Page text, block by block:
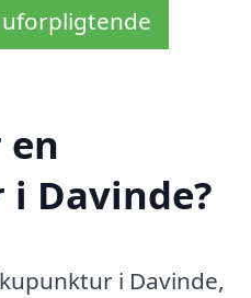
Davinde?
i Davinde,